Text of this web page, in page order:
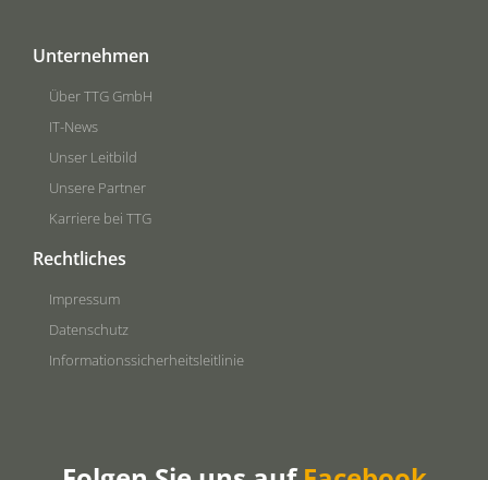
Unternehmen
Über TTG GmbH
IT-News
Unser Leitbild
Unsere Partner
Karriere bei TTG
Rechtliches
Impressum
Datenschutz
Informationssicherheitsleitlinie